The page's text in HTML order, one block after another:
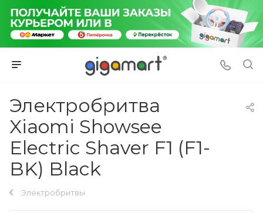
Электробритва
Xiaomi Showsee
Electric Shaver F1 (F1-
BK) Black
Электробритвы